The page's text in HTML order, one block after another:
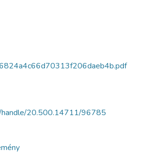
handle/20.500.14711/96785